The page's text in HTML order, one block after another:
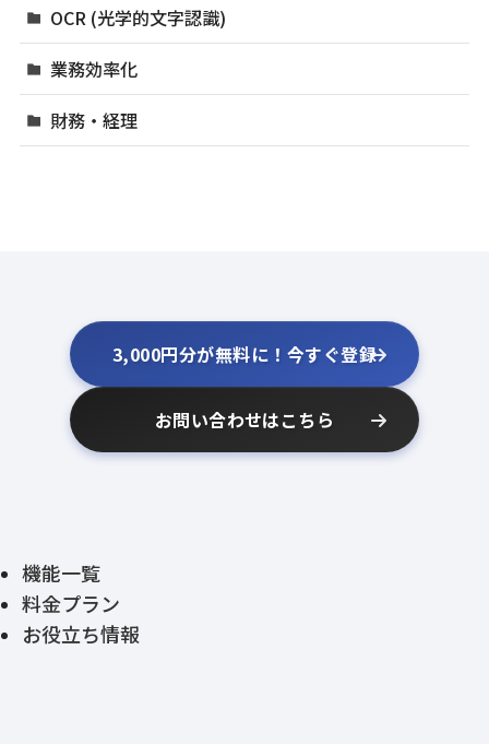
OCR (光学的文字認識)
業務効率化
財務・経理
3,000円分が無料に！今すぐ登録
お問い合わせはこちら
機能一覧
料金プラン
お役立ち情報